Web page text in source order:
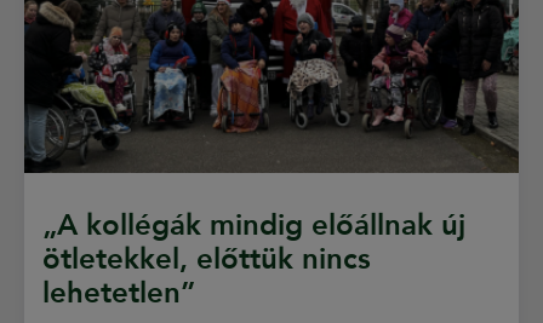
„A kollégák mindig előállnak új
ötletekkel, előttük nincs
lehetetlen”